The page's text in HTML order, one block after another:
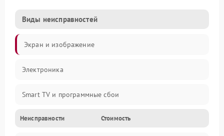
Виды неисправностей
Экран и изображение
Электроника
Smart TV и программные сбои
Питание и запуск
Неисправности Стоимость